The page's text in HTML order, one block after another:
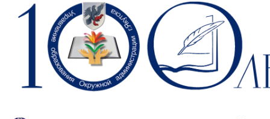
Перейти к основному содержанию
Skip to search